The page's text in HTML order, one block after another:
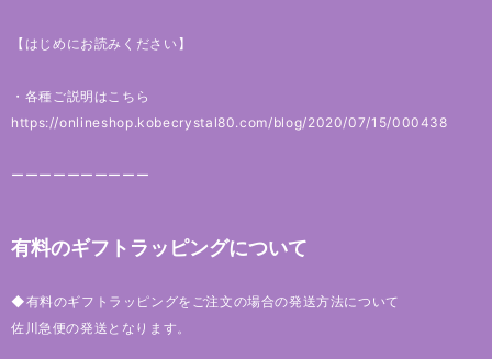
【はじめにお読みください】
・各種ご説明はこちら
https://onlineshop.kobecrystal80.com/blog/2020/07/15/000438
ーーーーーーーーーー
有料のギフトラッピングについて
◆有料のギフトラッピングをご注文の場合の発送方法について
佐川急便の発送となります。